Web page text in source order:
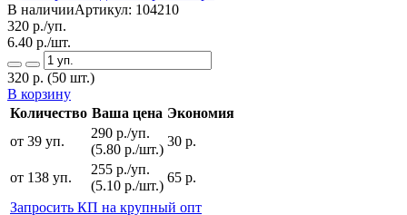
В наличииАртикул: 104210
320 р./уп.
6.40 р./шт.
320 р. (50 шт.)
В корзину
Количество Ваша цена Экономия
от 39 уп.
290 р./уп.
(5.80 р./шт.)
30 р.
от 138 уп.
255 р./уп.
(5.10 р./шт.)
65 р.
Запросить КП на крупный опт